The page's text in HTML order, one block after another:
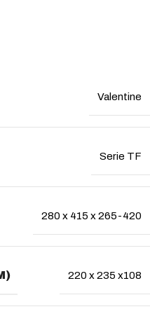
Valentine
Serie TF
280 x 415 x 265-420
220 x 235 x108